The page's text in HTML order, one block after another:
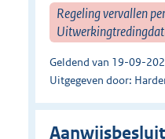
Regeling vervallen
Geldend van 19-09-
Uitgegeven door: